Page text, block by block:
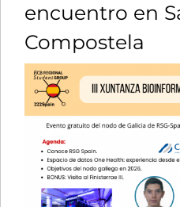
encuentro en
Compostela